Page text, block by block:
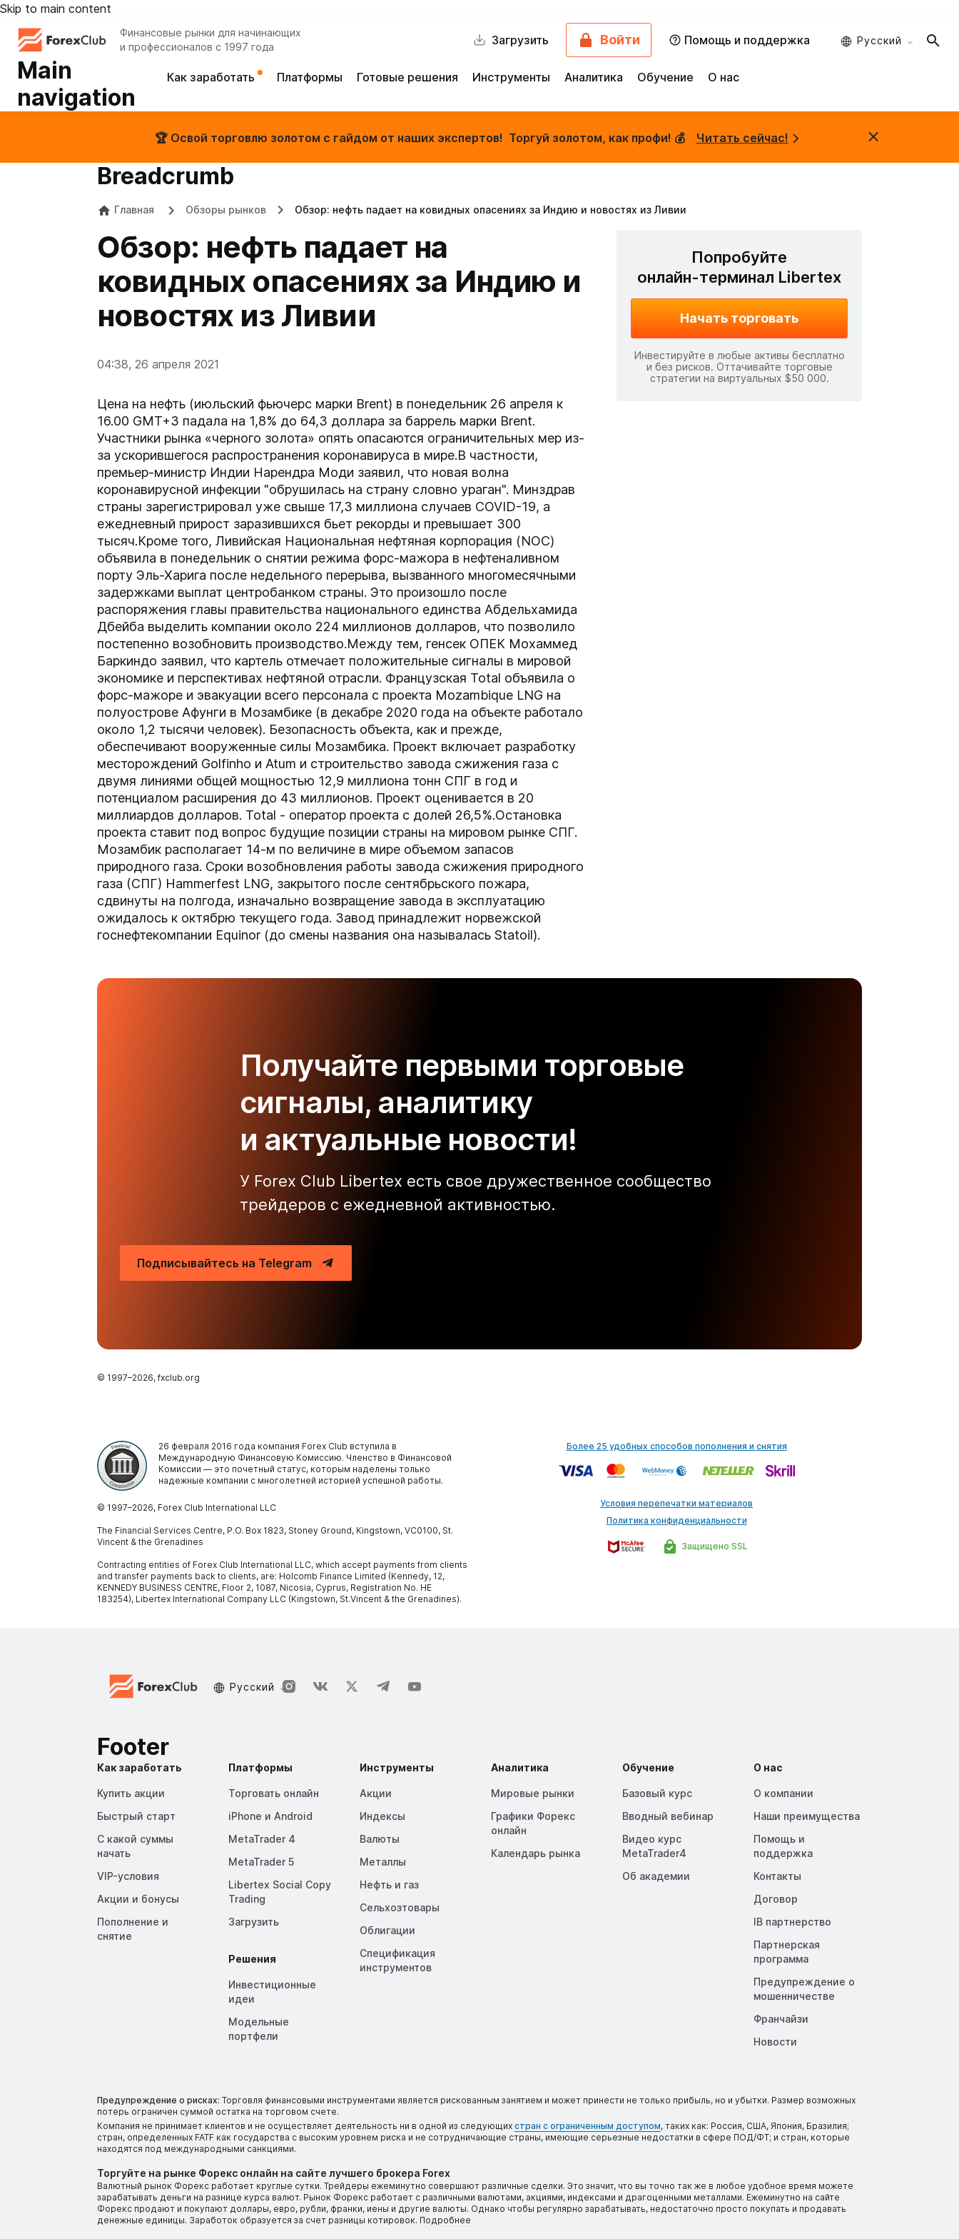
Skip to main content
Финансовые рынки для начинающих
и профессионалов с 1997 года
Загрузить Войти Помощь и поддержка Русский
Main
navigation
Как заработать Платформы Готовые решения Инструменты Аналитика Обучение О нас
🏆 Освой торговлю золотом с гайдом от наших экспертов! Торгуй золотом, как профи! 💰 Читать сейчас!
Breadcrumb
Главная Обзоры рынков Обзор: нефть падает на ковидных опасениях за Индию и новостях из Ливии
Обзор: нефть падает на
ковидных опасениях за Индию и
новостях из Ливии
04:38, 26 апреля 2021
Цена на нефть (июльский фьючерс марки Brent) в понедельник 26 апреля к
16.00 GMT+3 падала на 1,8% до 64,3 доллара за баррель марки Brent.
Участники рынка «черного золота» опять опасаются ограничительных мер из-
за ускорившегося распространения коронавируса в мире.В частности,
премьер-министр Индии Нарендра Моди заявил, что новая волна
коронавирусной инфекции "обрушилась на страну словно ураган". Минздрав
страны зарегистрировал уже свыше 17,3 миллиона случаев COVID-19, а
ежедневный прирост заразившихся бьет рекорды и превышает 300
тысяч.Кроме того, Ливийская Национальная нефтяная корпорация (NOC)
объявила в понедельник о снятии режима форс-мажора в нефтеналивном
порту Эль-Харига после недельного перерыва, вызванного многомесячными
задержками выплат центробанком страны. Это произошло после
распоряжения главы правительства национального единства Абдельхамида
Дбейба выделить компании около 224 миллионов долларов, что позволило
постепенно возобновить производство.Между тем, генсек ОПЕК Мохаммед
Баркиндо заявил, что картель отмечает положительные сигналы в мировой
экономике и перспективах нефтяной отрасли. Французская Total объявила о
форс-мажоре и эвакуации всего персонала с проекта Mozambique LNG на
полуострове Афунги в Мозамбике (в декабре 2020 года на объекте работало
около 1,2 тысячи человек). Безопасность объекта, как и прежде,
обеспечивают вооруженные силы Мозамбика. Проект включает разработку
месторождений Golfinho и Atum и строительство завода сжижения газа с
двумя линиями общей мощностью 12,9 миллиона тонн СПГ в год и
потенциалом расширения до 43 миллионов. Проект оценивается в 20
миллиардов долларов. Total - оператор проекта с долей 26,5%.Остановка
проекта ставит под вопрос будущие позиции страны на мировом рынке СПГ.
Мозамбик располагает 14-м по величине в мире объемом запасов
природного газа. Сроки возобновления работы завода сжижения природного
газа (СПГ) Hammerfest LNG, закрытого после сентябрьского пожара,
сдвинуты на полгода, изначально возвращение завода в эксплуатацию
ожидалось к октябрю текущего года. Завод принадлежит норвежской
госнефтекомпании Equinor (до смены названия она называлась Statoil).
Попробуйте
онлайн-терминал Libertex
Начать торговать
Инвестируйте в любые активы бесплатно
и без рисков. Оттачивайте торговые
стратегии на виртуальных $50 000.
Получайте первыми торговые
сигналы, аналитику
и актуальные новости!
У Forex Club Libertex есть свое дружественное сообщество
трейдеров с ежедневной активностью.
Подписывайтесь на Telegram
© 1997–2026, fxclub.org
26 февраля 2016 года компания Forex Club вступила в
Международную Финансовую Комиссию. Членство в Финансовой
Комиссии — это почетный статус, которым наделены только
надежные компании с многолетней историей успешной работы.
© 1997–2026, Forex Club International LLC
The Financial Services Centre, P.O. Box 1823, Stoney Ground, Kingstown, VC0100, St.
Vincent & the Grenadines
Contracting entities of Forex Club International LLC, which accept payments from clients
and transfer payments back to clients, are: Holcomb Finance Limited (Kennedy, 12,
KENNEDY BUSINESS CENTRE, Floor 2, 1087, Nicosia, Cyprus, Registration No. HE
183254), Libertex International Company LLC (Kingstown, St.Vincent & the Grenadines).
Более 25 удобных способов пополнения и снятия
Защищено SSL
Условия перепечатки материалов
Политика конфиденциальности
Русский
Footer
Как заработать
Купить акции
Быстрый старт
С какой суммы
начать
VIP-условия
Акции и бонусы
Пополнение и
снятие
Платформы
Торговать онлайн
iPhone и Android
MetaTrader 4
MetaTrader 5
Libertex Social Copy
Trading
Загрузить
Решения
Инвестиционные
идеи
Модельные
портфели
Инструменты
Акции
Индексы
Валюты
Металлы
Нефть и газ
Сельхозтовары
Облигации
Спецификация
инструментов
Аналитика
Мировые рынки
Графики Форекс
онлайн
Календарь рынка
Обучение
Базовый курс
Вводный вебинар
Видео курс
MetaTrader4
Об академии
О нас
О компании
Наши преимущества
Помощь и
поддержка
Контакты
Договор
IB партнерство
Партнерская
программа
Предупреждение о
мошенничестве
Франчайзи
Новости
Предупреждение о рисках: Торговля финансовыми инструментами является рискованным занятием и может принести не только прибыль, но и убытки. Размер возможных
потерь ограничен суммой остатка на торговом счете.
Компания не принимает клиентов и не осуществляет деятельность ни в одной из следующих стран с ограниченным доступом, таких как: Россия, США, Япония, Бразилия;
стран, определенных FATF как государства с высоким уровнем риска и не сотрудничающие страны, имеющие серьезные недостатки в сфере ПОД/ФТ; и стран, которые
находятся под международными санкциями.
Торгуйте на рынке Форекс онлайн на сайте лучшего брокера Forex
Валютный рынок Форекс работает круглые сутки. Трейдеры ежеминутно совершают различные сделки. Это значит, что вы точно так же в любое удобное время можете
зарабатывать деньги на разнице курса валют. Рынок Форекс работает с различными валютами, акциями, индексами и драгоценными металлами. Ежеминутно на сайте
Форекс продают и покупают доллары, евро, рубли, франки, иены и другие валюты. Однако чтобы регулярно зарабатывать, недостаточно просто покупать и продавать
денежные единицы. Заработок образуется за счет разницы котировок. Подробнее